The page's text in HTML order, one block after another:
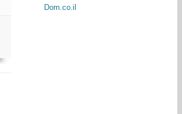
Dom.co.il